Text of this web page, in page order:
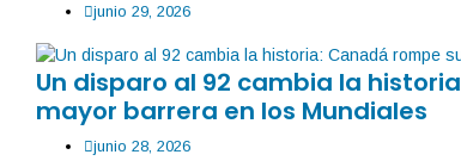
junio 29, 2026
Un disparo al 92 cambia la
mayor barrera en los Mundiales
junio 28, 2026